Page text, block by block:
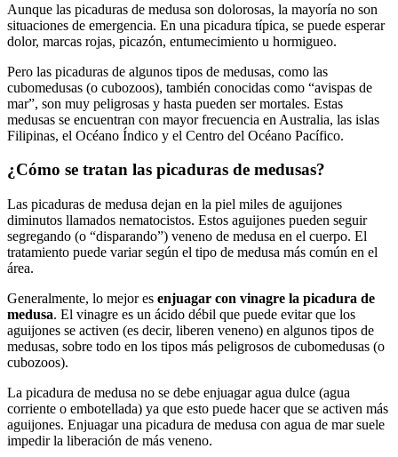
Aunque las picaduras de medusa son dolorosas, la mayoría no son
situaciones de emergencia. En una picadura típica, se puede esperar
dolor, marcas rojas, picazón, entumecimiento u hormigueo.
Pero las picaduras de algunos tipos de medusas, como las
cubomedusas (o cubozoos), también conocidas como “avispas de
mar”, son muy peligrosas y hasta pueden ser mortales. Estas
medusas se encuentran con mayor frecuencia en Australia, las islas
Filipinas, el Océano Índico y el Centro del Océano Pacífico.
¿Cómo se tratan las picaduras de medusas?
Las picaduras de medusa dejan en la piel miles de aguijones
diminutos llamados nematocistos. Estos aguijones pueden seguir
segregando (o “disparando”) veneno de medusa en el cuerpo. El
tratamiento puede variar según el tipo de medusa más común en el
área.
Generalmente, lo mejor es enjuagar con vinagre la picadura de
medusa. El vinagre es un ácido débil que puede evitar que los
aguijones se activen (es decir, liberen veneno) en algunos tipos de
medusas, sobre todo en los tipos más peligrosos de cubomedusas (o
cubozoos).
La picadura de medusa no se debe enjuagar agua dulce (agua
corriente o embotellada) ya que esto puede hacer que se activen más
aguijones. Enjuagar una picadura de medusa con agua de mar suele
impedir la liberación de más veneno.